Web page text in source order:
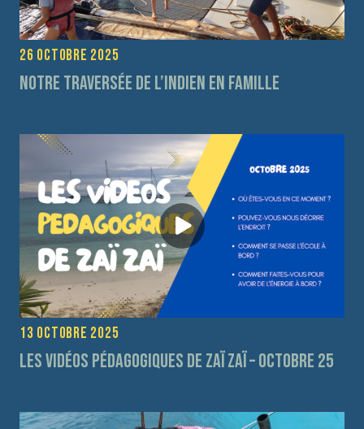
26 octobre 2025
Notre traversée de l’Indien en Famille
13 octobre 2025
Les vidéos pédagogiques de Zaï Zaï – Octobre 25